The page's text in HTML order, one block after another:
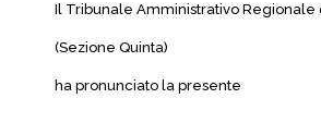
Il Tribunale Amministrativo
(Sezione Quinta)
ha pronunciato la presente